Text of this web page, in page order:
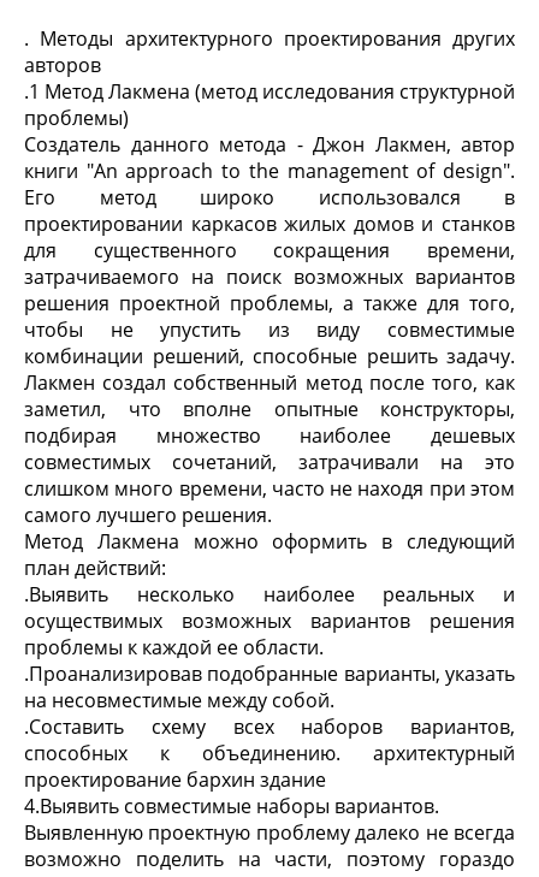
. Методы архитектурного проектирования других
авторов
.1 Метод Лакмена (метод исследования структурной
проблемы)
Создатель данного метода - Джон Лакмен, автор
книги "An approach to the management of design".
Его метод широко использовался в
проектировании каркасов жилых домов и станков
для существенного сокращения времени,
затрачиваемого на поиск возможных вариантов
решения проектной проблемы, а также для того,
чтобы не упустить из виду совместимые
комбинации решений, способные решить задачу.
Лакмен создал собственный метод после того, как
заметил, что вполне опытные конструкторы,
подбирая множество наиболее дешевых
совместимых сочетаний, затрачивали на это
слишком много времени, часто не находя при этом
самого лучшего решения.
Метод Лакмена можно оформить в следующий
план действий:
.Выявить несколько наиболее реальных и
осуществимых возможных вариантов решения
проблемы к каждой ее области.
.Проанализировав подобранные варианты, указать
на несовместимые между собой.
.Составить схему всех наборов вариантов,
способных к объединению. архитектурный
проектирование бархин здание
4.Выявить совместимые наборы вариантов.
Выявленную проектную проблему далеко не всегда
возможно поделить на части, поэтому гораздо